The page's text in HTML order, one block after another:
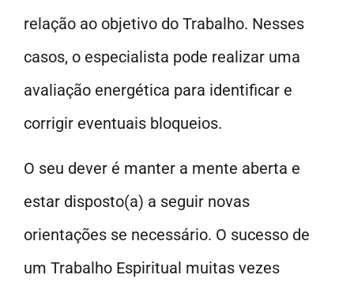
relação ao objetivo do Trabalho. Nesses
casos, o especialista pode realizar uma
avaliação energética para identificar e
corrigir eventuais bloqueios.
O seu dever é manter a mente aberta e
estar disposto(a) a seguir novas
orientações se necessário. O sucesso de
um Trabalho Espiritual muitas vezes